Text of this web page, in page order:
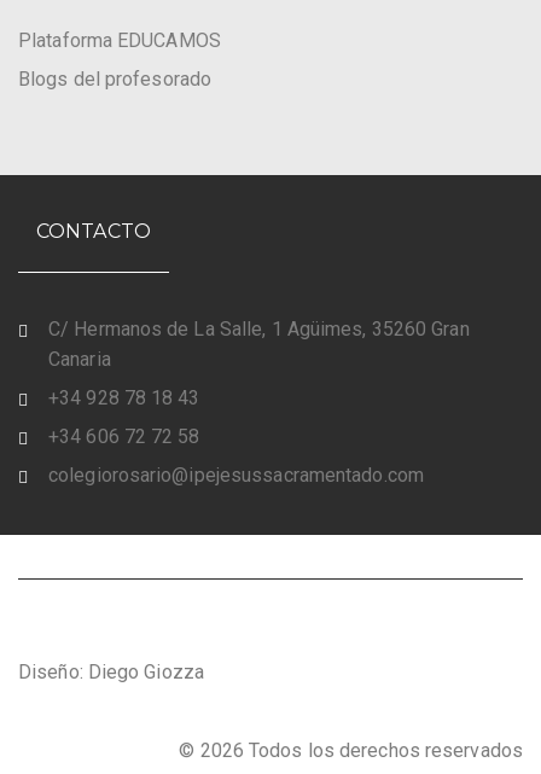
Plataforma EDUCAMOS
Blogs del profesorado
CONTACTO
C/ Hermanos de La Salle, 1 Agüimes, 35260 Gran
Canaria
+34 928 78 18 43
+34 606 72 72 58
colegiorosario@ipejesussacramentado.com
Diseño: Diego Giozza
© 2026 Todos los derechos reservados